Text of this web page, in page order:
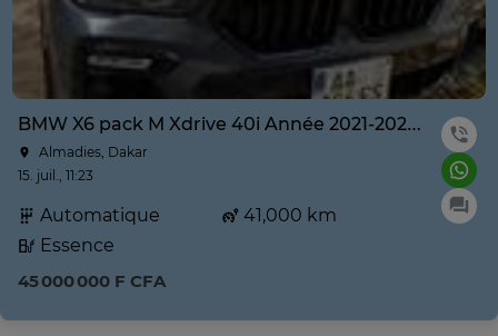
BMW X6 pack M Xdrive 40i Année 2021-2022 prix négociable
Almadies, Dakar
15. juil., 11:23
Automatique
41,000 km
Essence
45 000 000 F CFA